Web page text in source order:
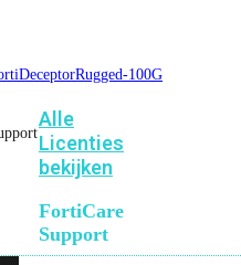
Alle
Licenties
bekijken
FortiCare
Support
100G